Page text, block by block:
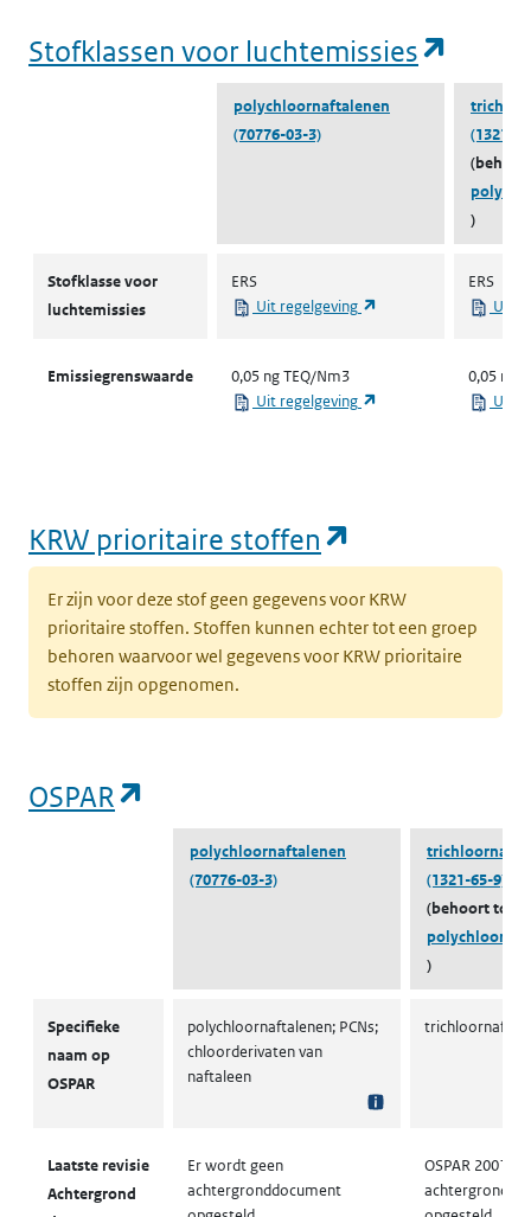
Stofklassen voor luchtemissies
polychloornaftalenen
(70776-03-3)
(1321-
)
Stofklasse voor
luchtemissies
ERS
Uit regelgeving
(opent in een nieuw
ERS
Uit
Emissiegrenswaarde
0,05 ng TEQ/Nm3
Uit regelgeving
(opent in een nieuw
0,05 ng
Uit
KRW prioritaire stoffen
Er zijn voor deze stof geen gegevens voor KRW
prioritaire stoffen. Stoffen kunnen echter tot een groep
behoren waarvoor wel gegevens voor KRW prioritaire
stoffen zijn opgenomen.
OSPAR
polychloornaftalenen
(70776-03-3)
(1321-65-9)
(behoort tot
)
Specifieke
naam op
OSPAR
polychloornaftalenen; PCNs;
chloorderivaten van
naftaleen
Laatste revisie
Achtergrond
Er wordt geen
achtergronddocument
OSPAR 2001: